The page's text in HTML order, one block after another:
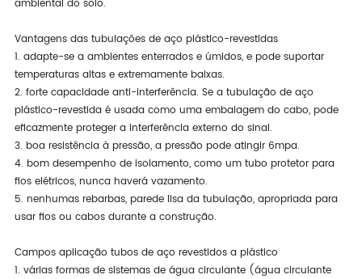
ambiental do solo.
Vantagens das tubulações de aço plástico-revestidas
1. adapte-se a ambientes enterrados e úmidos, e pode suportar
temperaturas altas e extremamente baixas.
2. forte capacidade anti-interferência. Se a tubulação de aço
plástico-revestida é usada como uma embalagem do cabo, pode
eficazmente proteger a interferência externo do sinal.
3. boa resistência à pressão, a pressão pode atingir 6mpa.
4. bom desempenho de isolamento, como um tubo protetor para
fios elétricos, nunca haverá vazamento.
5. nenhumas rebarbas, parede lisa da tubulação, apropriada para
usar fios ou cabos durante a construção.
Campos aplicação tubos de aço revestidos a plástico
1. várias formas de sistemas de água circulante (água circulante